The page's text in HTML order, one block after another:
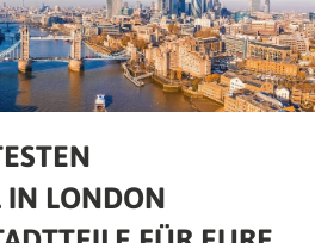
IN LONDON